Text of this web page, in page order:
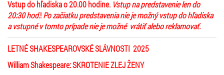
Vstup do hľadiska o 20.00 hodine. Vstup na predstavenie len do
20:30 hod.!Po začiatku predstavenia nie je možný vstup do hľadiska
a vstupné v tomto prípade nie je možné vrátiť alebo reklamovať.
LETNÉ SHAKESPEAROVSKÉ SLÁVNOSTI 2025
William Shakespeare:SKROTENIE ZLEJ ŽENY